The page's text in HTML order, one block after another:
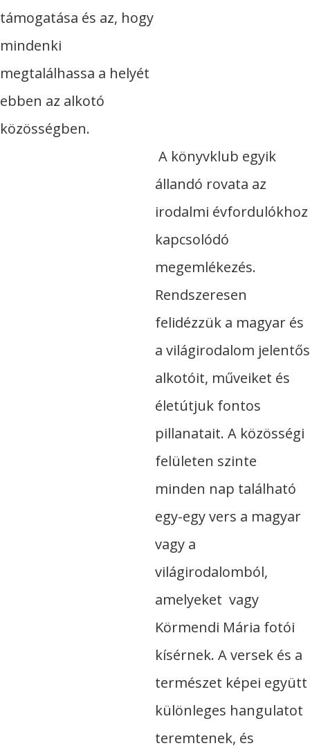
támogatása és az, hogy
mindenki
megtalálhassa a helyét
ebben az alkotó
közösségben.
A könyvklub egyik
állandó rovata az
irodalmi évfordulókhoz
kapcsolódó
megemlékezés.
Rendszeresen
felidézzük a magyar és
a világirodalom jelentős
alkotóit, műveiket és
életútjuk fontos
pillanatait. A közösségi
felületen szinte
minden nap található
egy-egy vers a magyar
vagy a
világirodalomból,
amelyeket vagy
Körmendi Mária fotói
kísérnek. A versek és a
természet képei együtt
különleges hangulatot
teremtenek, és